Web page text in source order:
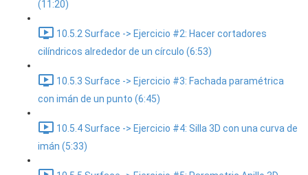
(11:20)
10.5.2 Surface -> Ejercicio #2: Hacer cortadores
cilíndricos alrededor de un círculo (6:53)
10.5.3 Surface -> Ejercicio #3: Fachada paramétrica
con imán de un punto (6:45)
10.5.4 Surface -> Ejercicio #4: Silla 3D con una curva de
imán (5:33)